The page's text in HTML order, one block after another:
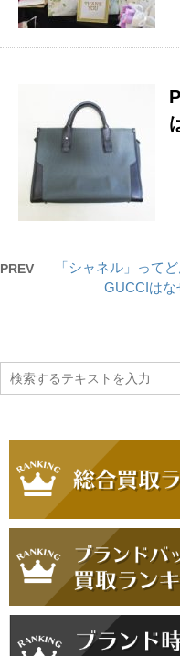
PREV 「シャネル」って
GUCCIはな